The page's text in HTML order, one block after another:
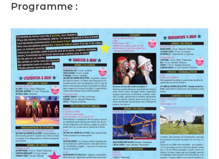
Programme :